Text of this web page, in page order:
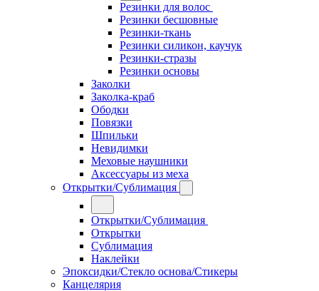
Резинки для волос
Резинки бесшовные
Резинки-ткань
Резинки силикон, каучук
Резинки-стразы
Резинки основы
Заколки
Заколка-краб
Ободки
Повязки
Шпильки
Невидимки
Меховые наушники
Аксессуары из меха
Открытки/Сублимация
Открытки/Сублимация
Открытки
Сублимация
Наклейки
Эпоксидки/Стекло основа/Стикеры
Канцелярия